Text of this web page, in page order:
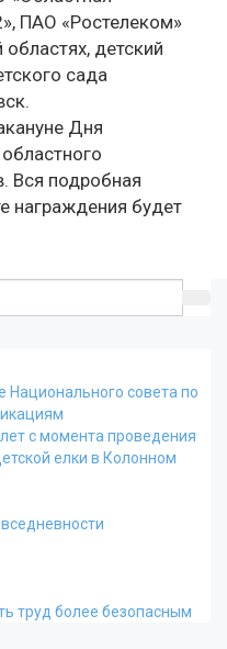
ПАО «Ростелеком»
детский
сада
Дня
Вся подробная
награждения будет
Национального совета по
с момента проведения
елки в Колонном
труд более безопасным